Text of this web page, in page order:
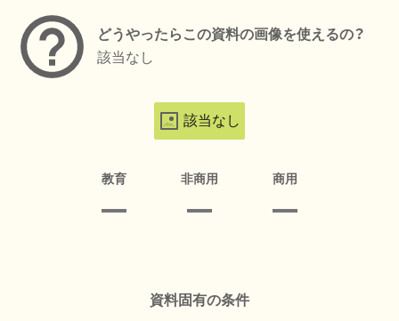
どうやったらこの資料の画像を使えるの？
該当なし
該当なし
教育 非商用 商用
資料固有の条件